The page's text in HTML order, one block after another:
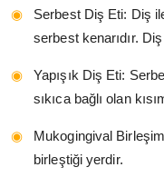
Serbest Diş Eti: Diş
serbest kenarıdır.
Yapışık Diş Eti:
sıkıca bağlı olan
Mukogingival
birleştiği yerdir.